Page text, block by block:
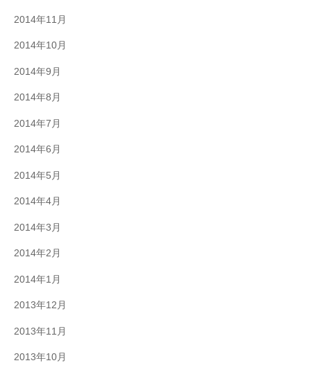
2014年11月
2014年10月
2014年9月
2014年8月
2014年7月
2014年6月
2014年5月
2014年4月
2014年3月
2014年2月
2014年1月
2013年12月
2013年11月
2013年10月